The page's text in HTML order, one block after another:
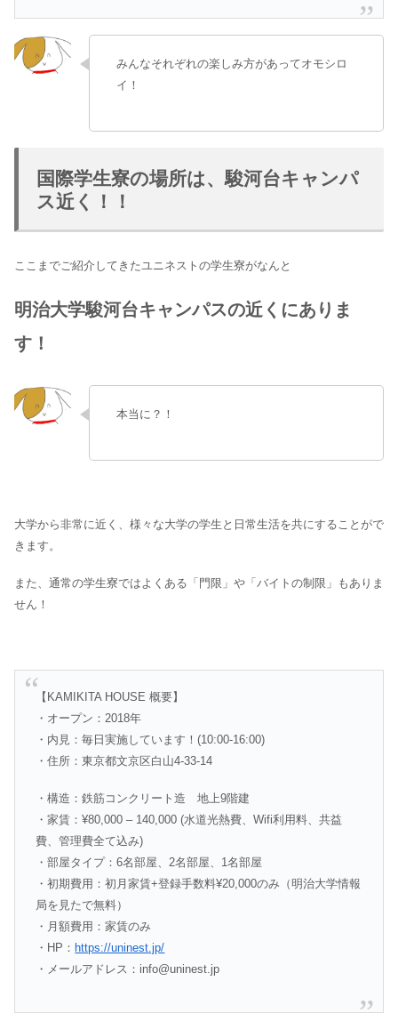
みんなそれぞれの楽しみ方があってオモシロ
イ！
国際学生寮の場所は、駿河台キャンパ
ス近く！！
ここまでご紹介してきたユニネストの学生寮がなんと
明治大学駿河台キャンパスの近くにありま
す！
本当に？！
大学から非常に近く、様々な大学の学生と日常生活を共にすることがで
きます。
また、通常の学生寮ではよくある「門限」や「バイトの制限」もありま
せん！
【KAMIKITA HOUSE 概要】
・オープン：2018年
・内見：毎日実施しています！(10:00-16:00)
・住所：東京都文京区白山4-33-14
・構造：鉄筋コンクリート造 地上9階建
・家賃：¥80,000 – 140,000 (水道光熱費、Wifi利用料、共益
費、管理費全て込み)
・部屋タイプ：6名部屋、2名部屋、1名部屋
・初期費用：初月家賃+登録手数料¥20,000のみ（明治大学情報
局を見たで無料）
・月額費用：家賃のみ
・HP： https://uninest.jp/
・メールアドレス：info@uninest.jp